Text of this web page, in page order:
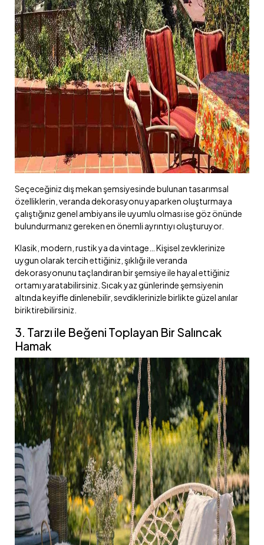
Seçeceğiniz dış mekan şemsiyesinde bulunan tasarımsal
özelliklerin, veranda dekorasyonu yaparken oluşturmaya
çalıştığınız genel ambiyans ile uyumlu olması ise göz önünde
bulundurmanız gereken en önemli ayrıntıyı oluşturuyor.
Klasik, modern, rustik ya da vintage… Kişisel zevklerinize
uygun olarak tercih ettiğiniz, şıklığı ile veranda
dekorasyonunu taçlandıran bir şemsiye ile hayal ettiğiniz
ortamı yaratabilirsiniz. Sıcak yaz günlerinde şemsiyenin
altında keyifle dinlenebilir, sevdiklerinizle birlikte güzel anılar
biriktirebilirsiniz.
3. Tarzı ile Beğeni Toplayan Bir Salıncak
Hamak